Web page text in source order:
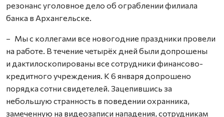
резонанс уголовное дело об ограблении филиала
банка в Архангельске.
– Мы с коллегами все новогодние праздники провели
на работе. В течение четырёх дней были допрошены
и дактилоскопированы все сотрудники финансово-
кредитного учреждения. К 6 января допрошено
порядка сотни свидетелей. Зацепившись за
небольшую странность в поведении охранника,
замеченную на видеозаписи нападения, сотрудникам